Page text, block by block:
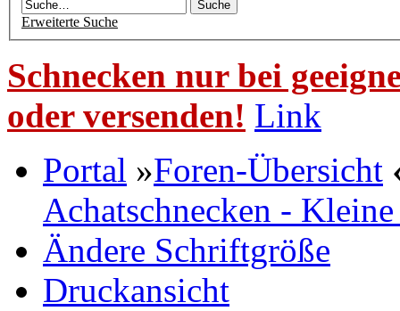
Erweiterte Suche
Schnecken nur bei
oder versenden! Link
Portal »Foren-Übersicht
Achatschnecken -
Ändere Schriftgröße
Druckansicht